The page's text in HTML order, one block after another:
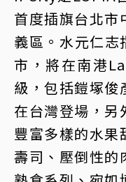
首度插旗台北市
義區。水元仁志
市，將在南港
級，包括鎧塚俊
在台灣登場，另
豐富多樣的水果
壽司、壓倒性的